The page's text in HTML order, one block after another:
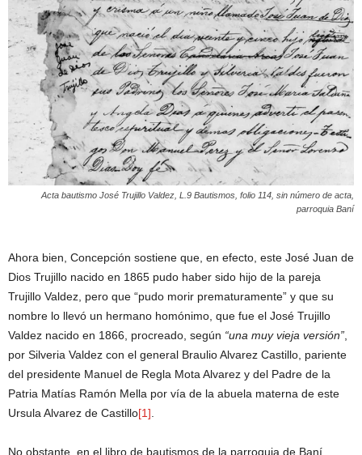
Acta bautismo José Trujillo Valdez, L.9 Bautismos, folio 114, sin número de acta,
parroquia Baní
Ahora bien, Concepción sostiene que, en efecto, este José Juan de
Dios Trujillo nacido en 1865 pudo haber sido hijo de la pareja
Trujillo Valdez, pero que “pudo morir prematuramente” y que su
nombre lo llevó un hermano homónimo, que fue el José Trujillo
Valdez nacido en 1866, procreado, según “una muy vieja versión”,
por Silveria Valdez con el general Braulio Alvarez Castillo, pariente
del presidente Manuel de Regla Mota Alvarez y del Padre de la
Patria Matías Ramón Mella por vía de la abuela materna de este
Ursula Alvarez de Castillo[1].
No obstante, en el libro de bautismos de la parroquia de Baní